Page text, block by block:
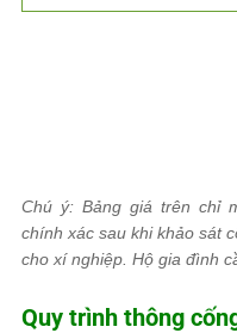
Chú ý: Bảng giá trên chỉ
chính xác sau khi khảo sát
cho xí nghiệp. Hộ gia đình
Quy trình thông